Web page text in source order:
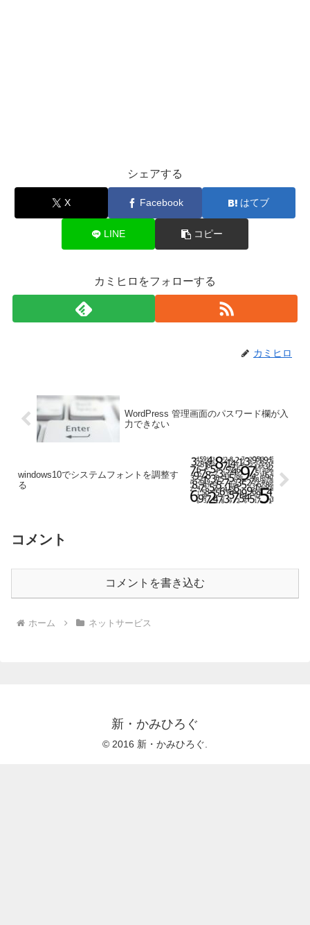
シェアする
X Facebook はてブ
LINE コピー
カミヒロをフォローする
カミヒロ
WordPress 管理画面のパスワード欄が入
力できない
windows10でシステムフォントを調整す
る
コメント
コメントを書き込む
ホーム ネットサービス
新・かみひろぐ
© 2016 新・かみひろぐ.